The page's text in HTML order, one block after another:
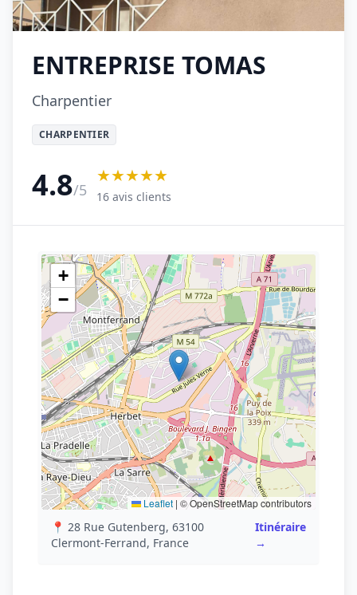
ENTREPRISE TOMAS
Charpentier
CHARPENTIER
4.8/5
★★★★★
16 avis clients
+
−
Leaflet | © OpenStreetMap contributors
📍 28 Rue Gutenberg, 63100
Clermont-Ferrand, France
Itinéraire
→